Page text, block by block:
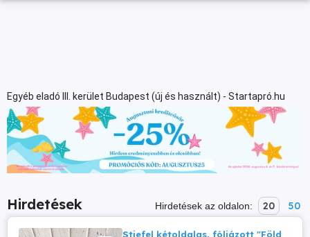
Egyéb eladó III. kerület Budapest (új és használt) - Startapró.hu
Hirdetések Hirdetések az oldalon: 20 50
Stiefel kétoldalas, fóliázott "Föld